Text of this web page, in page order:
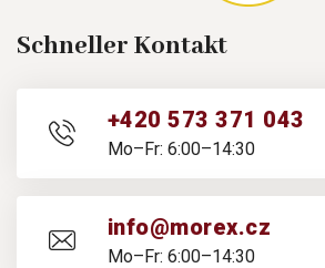
Schneller Kontakt
+420 573 371 043
Mo–Fr: 6:00–14:30
info@morex.cz
Mo–Fr: 6:00–14:30